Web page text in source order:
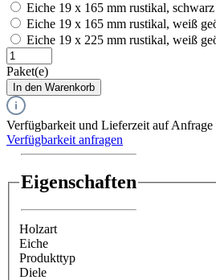
Eiche 19 x 165 mm rustikal,
Eiche 19 x 165 mm rustikal, weiß
Eiche 19 x 225 mm rustikal, weiß
Paket(e)
In den Warenkorb
Verfügbarkeit und Lieferzeit auf Anfrage
Verfügbarkeit anfragen
Eigenschaften
Holzart
Eiche
Produkttyp
Diele